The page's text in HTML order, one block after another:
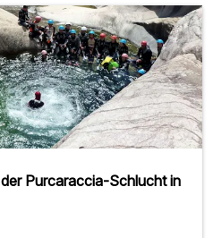
Purcaraccia-Schlucht in